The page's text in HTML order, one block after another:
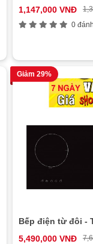
1,147,000 VNĐ
0
Giảm 29%
Bếp điện từ đôi -
5,490,000 VNĐ